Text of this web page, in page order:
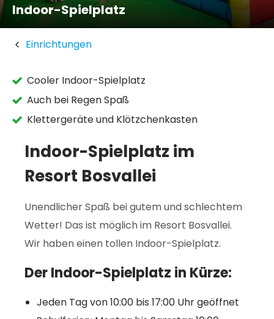
Indoor-Spielplatz
Einrichtungen
Cooler Indoor-Spielplatz
Auch bei Regen Spaß
Klettergeräte und Klötzchenkasten
Indoor-Spielplatz im
Resort Bosvallei
Unendlicher Spaß bei gutem und schlechtem
Wetter! Das ist möglich im Resort Bosvallei.
Wir haben einen tollen Indoor-Spielplatz.
Der Indoor-Spielplatz in Kürze:
Jeden Tag von 10:00 bis 17:00 Uhr geöffnet